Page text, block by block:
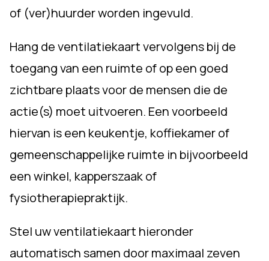
of (ver)huurder worden ingevuld.
Hang de ventilatiekaart vervolgens bij de
toegang van een ruimte of op een goed
zichtbare plaats voor de mensen die de
actie(s) moet uitvoeren. Een voorbeeld
hiervan is een keukentje, koffiekamer of
gemeenschappelijke ruimte in bijvoorbeeld
een winkel, kapperszaak of
fysiotherapiepraktijk.
Stel uw ventilatiekaart hieronder
automatisch samen door maximaal zeven